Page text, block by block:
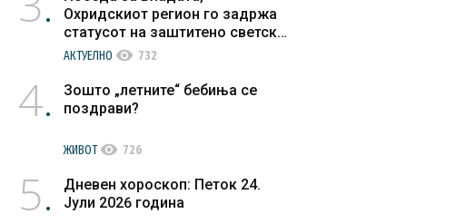
Охридскиот регион го задржа
статусот на заштитено светско
културно наследство
АКТУЕЛНО visibility 732
4
Зошто „летните“ бебиња се
поздрави?
ЖИВОТvisibility 726
5
Дневен хороскоп: Петок 24.
Јули 2026 година